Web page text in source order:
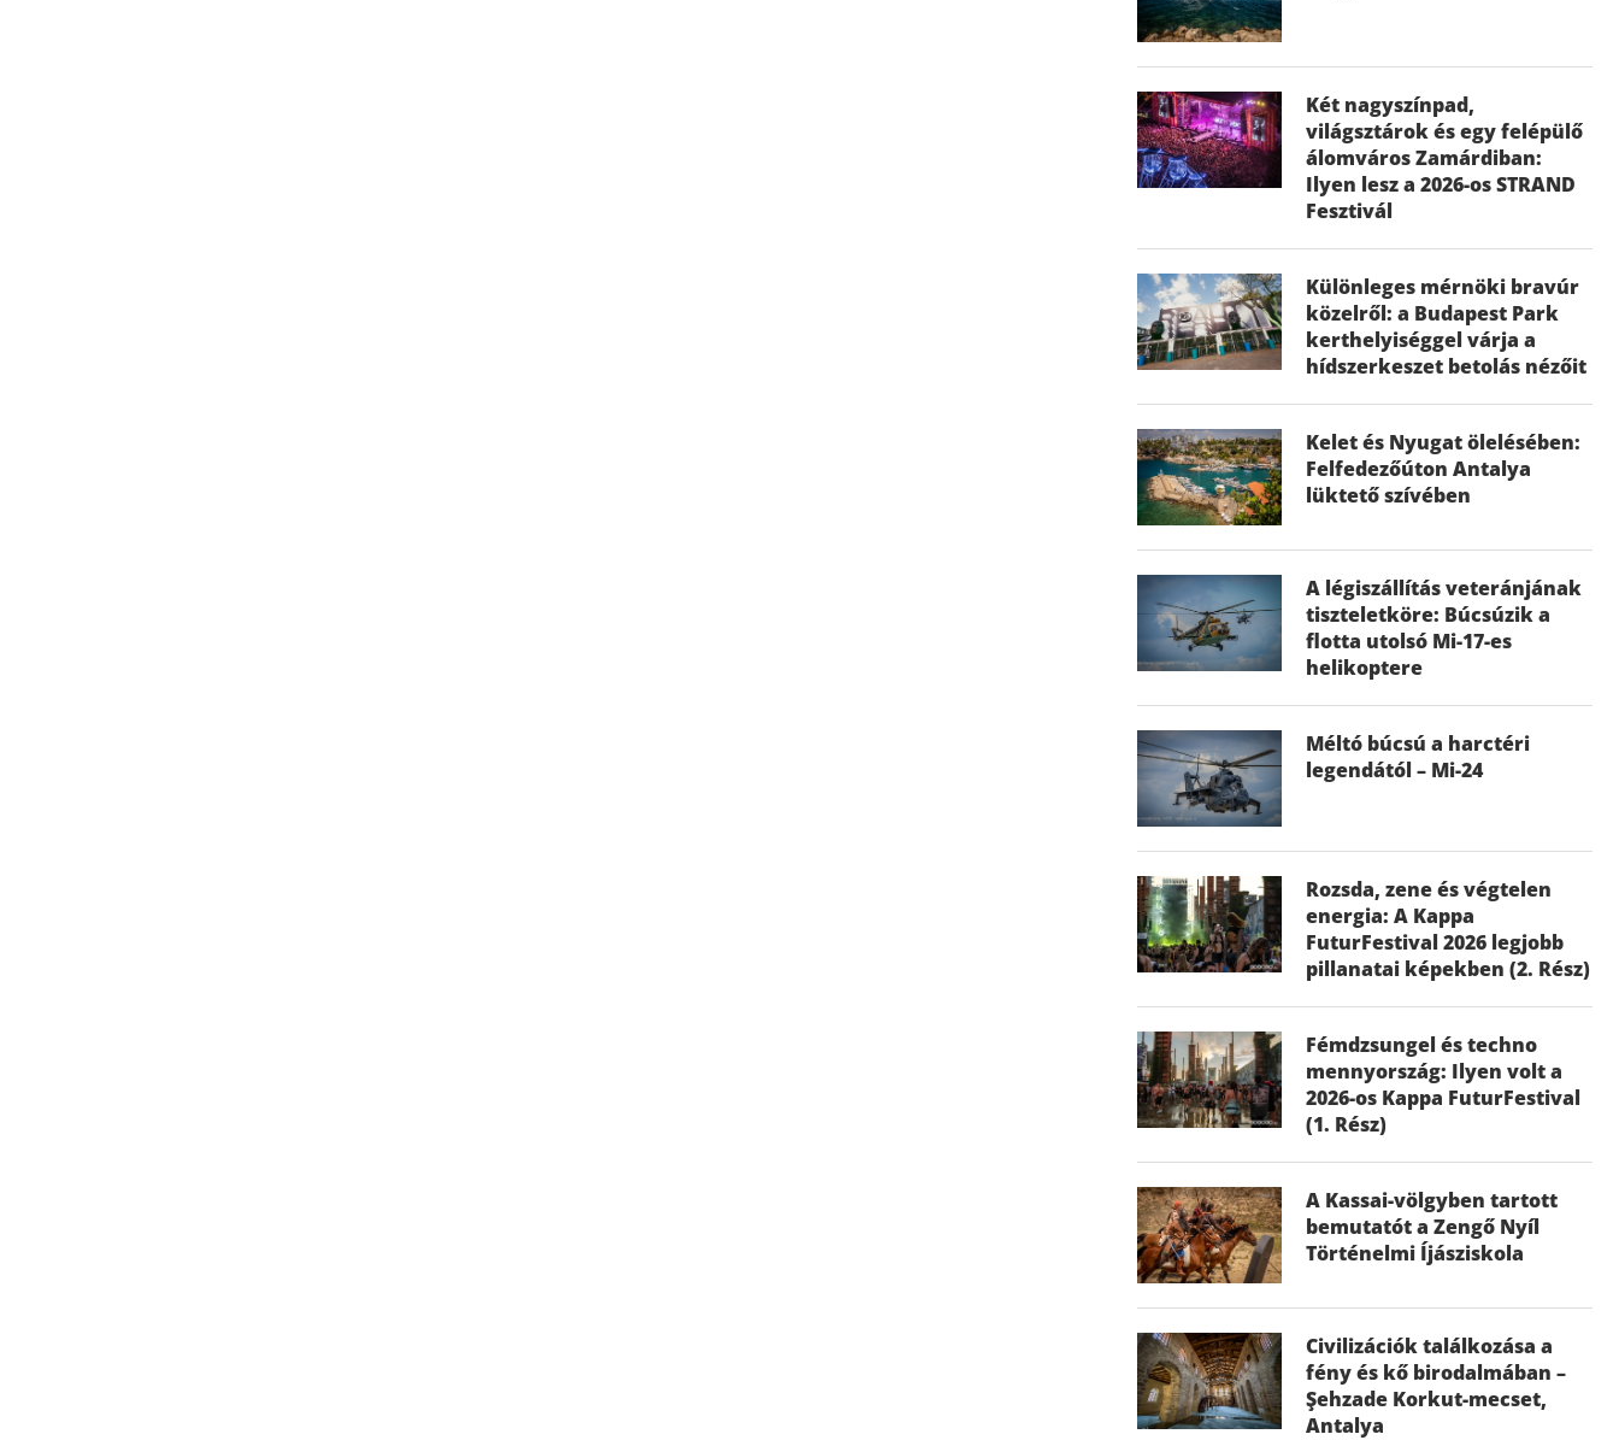
Két nagyszínpad,
világsztárok és egy felépülő
álomváros Zamárdiban:
Ilyen lesz a 2026-os STRAND
Fesztivál
Különleges mérnöki bravúr
közelről: a Budapest Park
kerthelyiséggel várja a
hídszerkeszet betolás nézőit
Kelet és Nyugat ölelésében:
Felfedezőúton Antalya
lüktető szívében
A légiszállítás veteránjának
tiszteletköre: Búcsúzik a
flotta utolsó Mi-17-es
helikoptere
Méltó búcsú a harctéri
legendától – Mi-24
Rozsda, zene és végtelen
energia: A Kappa
FuturFestival 2026 legjobb
pillanatai képekben (2. Rész)
Fémdzsungel és techno
mennyország: Ilyen volt a
2026-os Kappa FuturFestival
(1. Rész)
A Kassai-völgyben tartott
bemutatót a Zengő Nyíl
Történelmi Íjásziskola
Civilizációk találkozása a
fény és kő birodalmában –
Şehzade Korkut-mecset,
Antalya